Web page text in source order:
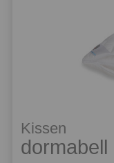
Kissen